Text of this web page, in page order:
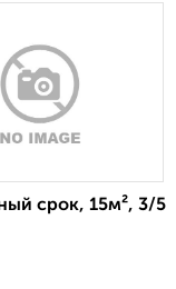
срок, 15м², 3/5